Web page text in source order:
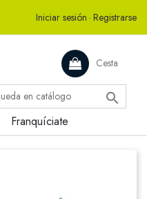
Iniciar sesión · Registrarse
Cesta

Franquíciate